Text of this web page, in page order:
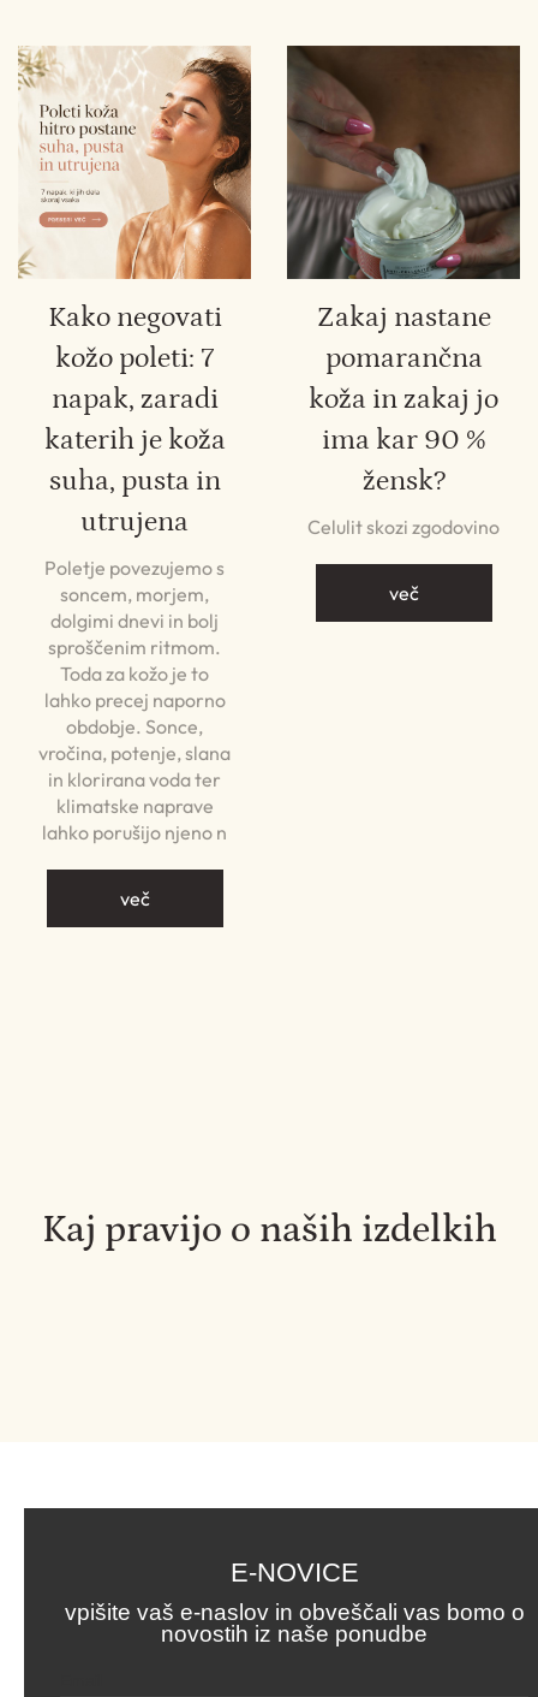
Kako negovati
kožo poleti: 7
napak, zaradi
katerih je koža
suha, pusta in
utrujena
Poletje povezujemo s
soncem, morjem,
dolgimi dnevi in bolj
sproščenim ritmom.
Toda za kožo je to
lahko precej naporno
obdobje. Sonce,
vročina, potenje, slana
in klorirana voda ter
klimatske naprave
lahko porušijo njeno n
več
Zakaj nastane
pomarančna
koža in zakaj jo
ima kar 90 %
žensk?
Celulit skozi zgodovino
več
Kaj pravijo o naših izdelkih
E-NOVICE
vpišite vaš e-naslov in obveščali vas bomo o
novostih iz naše ponudbe